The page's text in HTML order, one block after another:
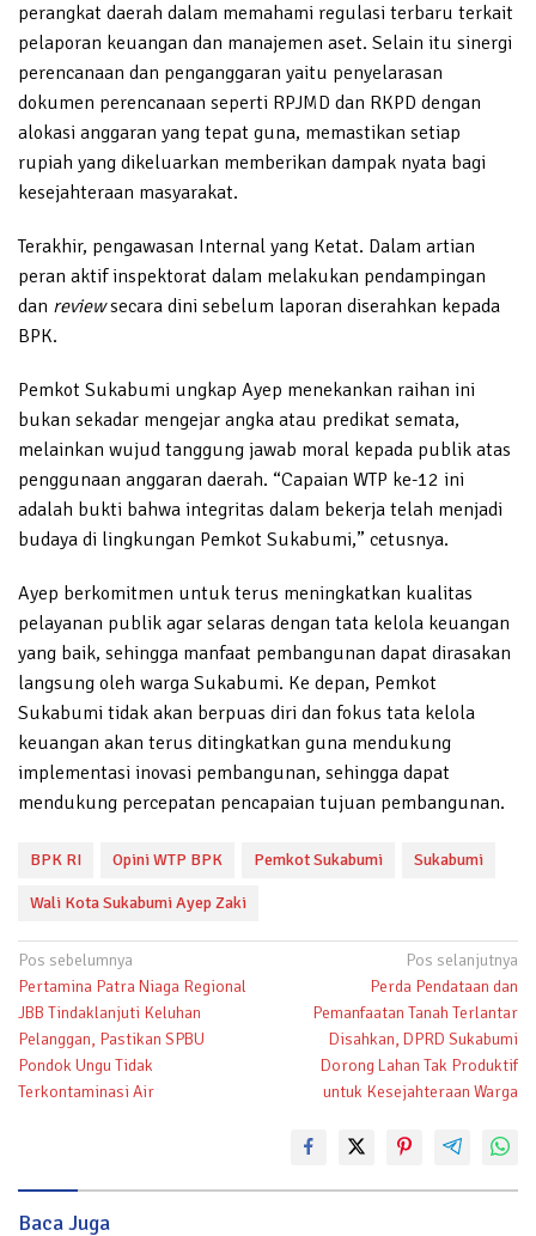
perangkat daerah dalam memahami regulasi terbaru terkait
pelaporan keuangan dan manajemen aset. Selain itu sinergi
perencanaan dan penganggaran yaitu penyelarasan
dokumen perencanaan seperti RPJMD dan RKPD dengan
alokasi anggaran yang tepat guna, memastikan setiap
rupiah yang dikeluarkan memberikan dampak nyata bagi
kesejahteraan masyarakat.
Terakhir, pengawasan Internal yang Ketat. Dalam artian
peran aktif inspektorat dalam melakukan pendampingan
dan reviewsecara dini sebelum laporan diserahkan kepada
BPK.
Pemkot Sukabumi ungkap Ayep menekankan raihan ini
bukan sekadar mengejar angka atau predikat semata,
melainkan wujud tanggung jawab moral kepada publik atas
penggunaan anggaran daerah. “Capaian WTP ke-12 ini
adalah bukti bahwa integritas dalam bekerja telah menjadi
budaya di lingkungan Pemkot Sukabumi,” cetusnya.
Ayep berkomitmen untuk terus meningkatkan kualitas
pelayanan publik agar selaras dengan tata kelola keuangan
yang baik, sehingga manfaat pembangunan dapat dirasakan
langsung oleh warga Sukabumi. Ke depan, Pemkot
Sukabumi tidak akan berpuas diri dan fokus tata kelola
keuangan akan terus ditingkatkan guna mendukung
implementasi inovasi pembangunan, sehingga dapat
mendukung percepatan pencapaian tujuan pembangunan.
BPK RI Opini WTP BPK Pemkot Sukabumi Sukabumi
Wali Kota Sukabumi Ayep Zaki
Navigasi
pos
Pos sebelumnya
Pertamina Patra Niaga Regional
JBB Tindaklanjuti Keluhan
Pelanggan, Pastikan SPBU
Pondok Ungu Tidak
Terkontaminasi Air
Pos selanjutnya
Perda Pendataan dan
Pemanfaatan Tanah Terlantar
Disahkan, DPRD Sukabumi
Dorong Lahan Tak Produktif
untuk Kesejahteraan Warga
Baca Juga